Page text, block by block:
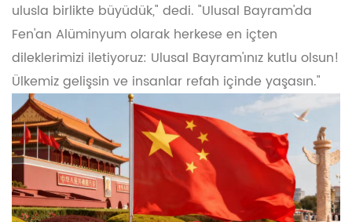
ulusla birlikte büyüdük," dedi. "Ulusal Bayram'da
Fen'an Alüminyum olarak herkese en içten
dileklerimizi iletiyoruz: Ulusal Bayram'ınız kutlu olsun!
Ülkemiz gelişsin ve insanlar refah içinde yaşasın."